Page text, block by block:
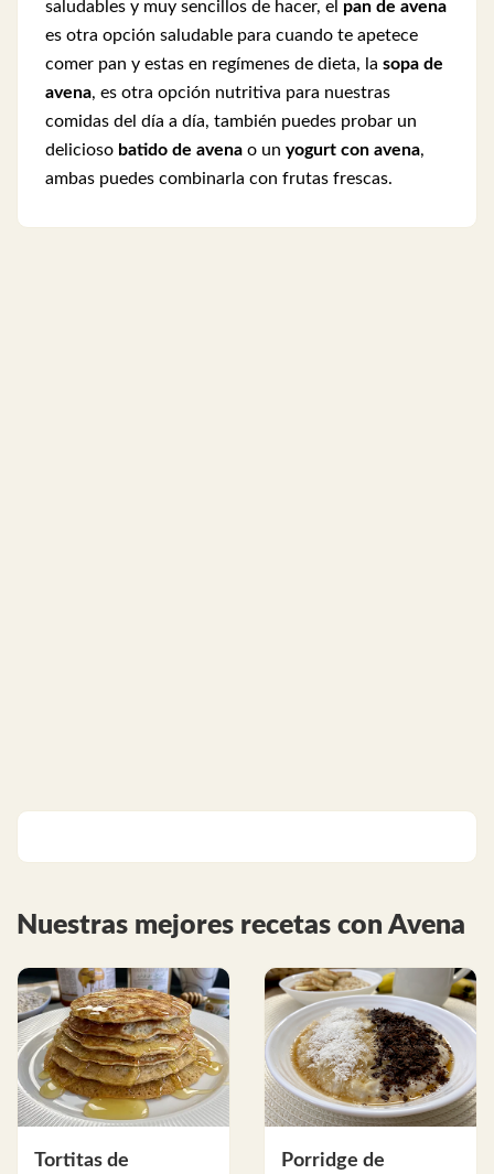
saludables y muy sencillos de hacer, el pan de avena
es otra opción saludable para cuando te apetece
comer pan y estas en regímenes de dieta, la sopa de
avena, es otra opción nutritiva para nuestras
comidas del día a día, también puedes probar un
delicioso batido de avena o un yogurt con avena,
ambas puedes combinarla con frutas frescas.
Nuestras mejores recetas con Avena
Tortitas de
Porridge de